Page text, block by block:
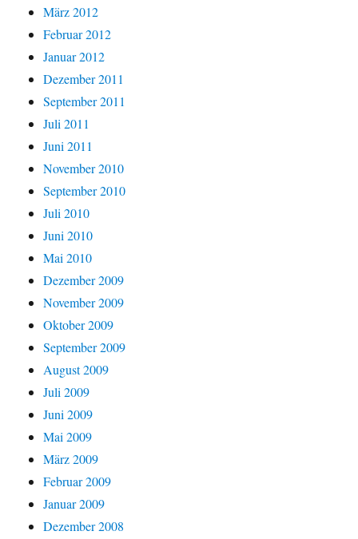
März 2012
Februar 2012
Januar 2012
Dezember 2011
September 2011
Juli 2011
Juni 2011
November 2010
September 2010
Juli 2010
Juni 2010
Mai 2010
Dezember 2009
November 2009
Oktober 2009
September 2009
August 2009
Juli 2009
Juni 2009
Mai 2009
März 2009
Februar 2009
Januar 2009
Dezember 2008